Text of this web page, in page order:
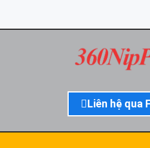
Liên hệ qua